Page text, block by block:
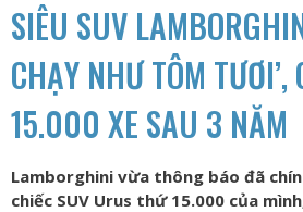
SIÊU SUV
CHẠY NHƯ TÔM TƯƠI’,
15.000 XE SAU 3 NĂM
Lamborghini vừa thông báo đã
chiếc SUV Urus thứ 15.000 của